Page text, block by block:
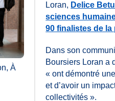
Loran, Delice
sciences
90 finalistes de
Dans son
Boursiers Loran a
« ont démontré
et d’avoir un
collectivités ».
, À